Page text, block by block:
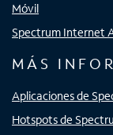
Móvil
Spectrum Internet
MÁS
Aplicaciones de
Hotspots de